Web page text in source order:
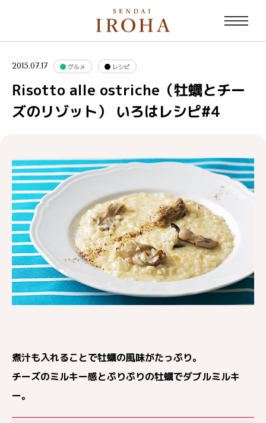
2015.07.17 グルメ レシピ
Risotto alle ostriche（牡蠣とチー
ズのリゾット） いろはレシピ#4
煮汁も入れることで牡蠣の風味がたっぷり。
チーズのミルキー感とぷりぷりの牡蠣でダブルミルキ
ー。